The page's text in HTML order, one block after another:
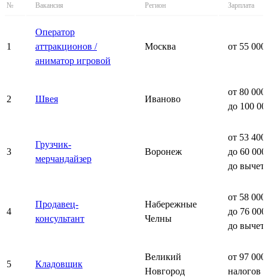
№ Вакансия Регион Зарплата
1
Оператор
аттракционов /
аниматор игровой
Москва от 55
2 Швея Иваново
от 80 000
до 100
3
Грузчик-
мерчандайзер
Воронеж
от 53 400
до 60
до
4
Продавец-
консультант
Набережные
Челны
от 58 000
до 76
до
5 Кладовщик
Великий
Новгород
от 97
налогов